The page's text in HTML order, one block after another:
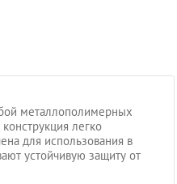
металлополимерных
легко
для использования в
устойчивую защиту от